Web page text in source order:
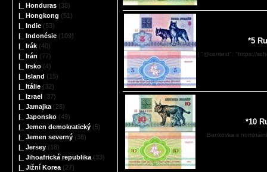
|_ Honduras (38)
|_ Hongkong (51)
|_ Indie (53)
|_ Indonésie (109)
|_ Irák (40)
|_ Irán (77)
|_ Irsko (4)
|_ Island (15)
|_ Itálie (32)
|_ Izrael (37)
|_ Jamajka (28)
|_ Japonsko (49)
|_ Jemen demokratický (5)
|_ Jemen severný (38)
|_ Jersey (18)
|_ Jihoafrická republika (33)
|_ Jižní Korea (27)
*5
{ "@context": "https://
*10
Bankovka s